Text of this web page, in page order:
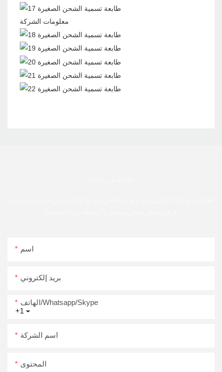
معلومات الشركة
اسم
بريد إلكتروني
+1
الهاتف/Whatsapp/Skype
اسم الشركة
المحتوى